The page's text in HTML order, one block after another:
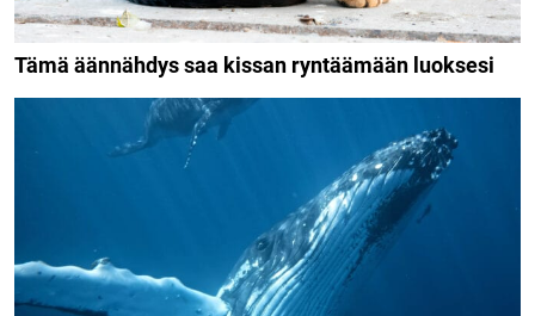
Tämä äännähdys saa kissan ryntäämään luoksesi